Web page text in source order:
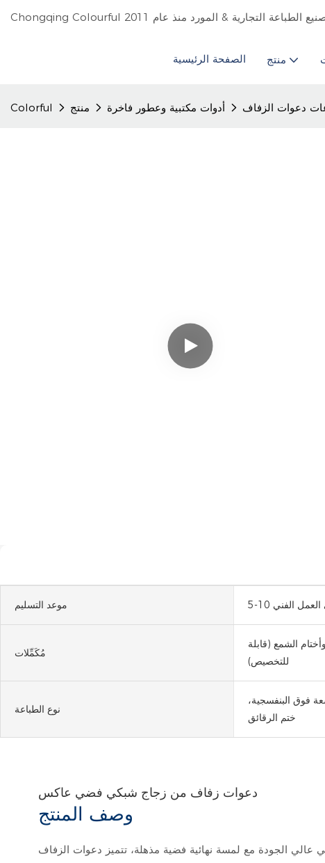
الصفحة الرئيسية منتج
Colorful منتج أدوات مكتبية وعطور فاخرة دعوات الزفاف
موعد التسليم العمل الفني
مُكَمِّلات
الشمع (قابلة
للتخصيص)
نوع الطباعة
فوق البنفسجية،
ختم الرقائق
دعوات زفاف من زجاج شبكي فضي عاكس
وصف المنتج
الجودة مع لمسة نهائية فضية مذهلة، تتميز دعوات الزفاف